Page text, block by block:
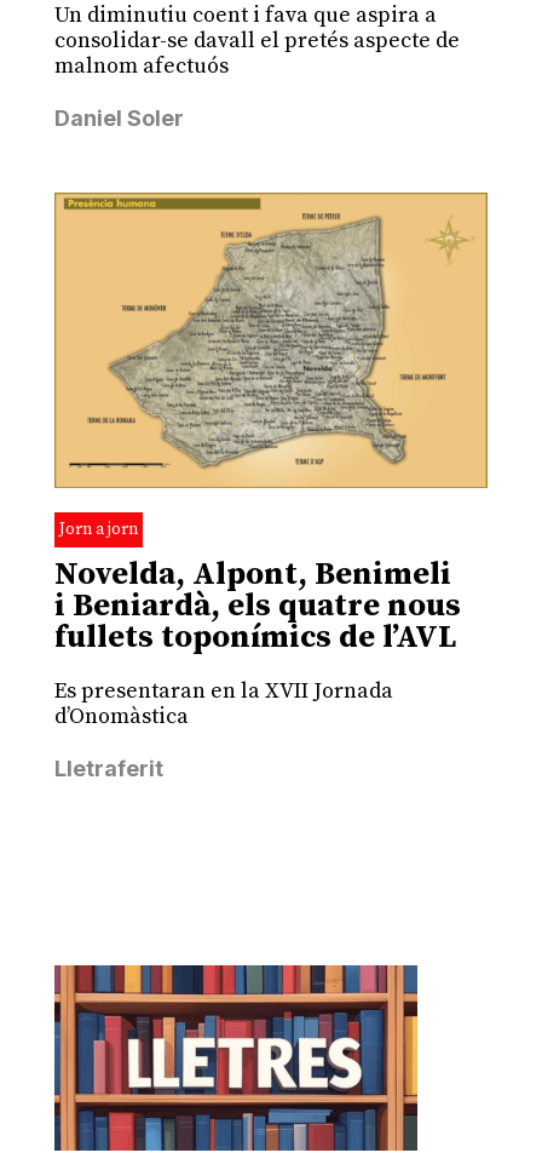
Un diminutiu coent i fava que aspira a
consolidar-se davall el pretés aspecte de
malnom afectuós
Daniel Soler
Jorn a jorn
Novelda, Alpont, Benimeli
i Beniardà, els quatre nous
fullets toponímics de l’AVL
Es presentaran en la XVII Jornada
d’Onomàstica
Lletraferit